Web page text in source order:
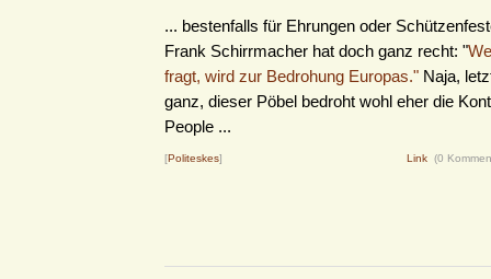
... bestenfalls für Ehrungen oder
Frank Schirrmacher hat doch ganz recht: "
fragt, wird zur Bedrohung Europas." Naja,
ganz, dieser Pöbel bedroht wohl eher die
People ...
[Politeskes] Link (0